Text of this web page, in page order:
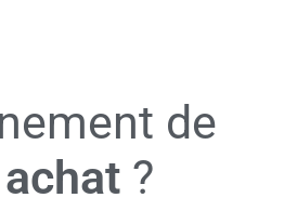
de
?